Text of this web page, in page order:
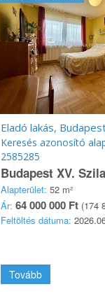
Eladó lakás,
Keresés azonosító
2585285
Budapest XV.
Alapterület: 52 m²
Ár: 64 000 000 Ft(174
Feltöltés dátuma:
Tovább